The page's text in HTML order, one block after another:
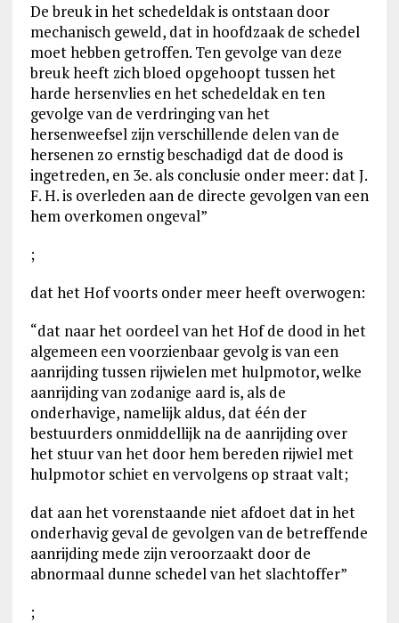
De breuk in het schedeldak is ontstaan door
mechanisch geweld, dat in hoofdzaak de schedel
moet hebben getroffen. Ten gevolge van deze
breuk heeft zich bloed opgehoopt tussen het
harde hersenvlies en het schedeldak en ten
gevolge van de verdringing van het
hersenweefsel zijn verschillende delen van de
hersenen zo ernstig beschadigd dat de dood is
ingetreden, en 3e. als conclusie onder meer: dat J.
F. H. is overleden aan de directe gevolgen van een
hem overkomen ongeval”
;
dat het Hof voorts onder meer heeft overwogen:
“dat naar het oordeel van het Hof de dood in het
algemeen een voorzienbaar gevolg is van een
aanrijding tussen rijwielen met hulpmotor, welke
aanrijding van zodanige aard is, als de
onderhavige, namelijk aldus, dat één der
bestuurders onmiddellijk na de aanrijding over
het stuur van het door hem bereden rijwiel met
hulpmotor schiet en vervolgens op straat valt;
dat aan het vorenstaande niet afdoet dat in het
onderhavig geval de gevolgen van de betreffende
aanrijding mede zijn veroorzaakt door de
abnormaal dunne schedel van het slachtoffer”
;